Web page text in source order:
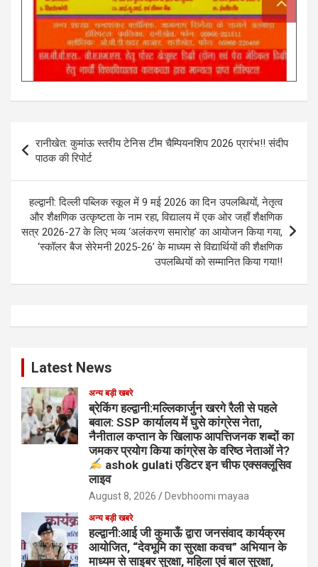
navigation
रानीखेत: कुमांऊ स्तरीय टेनिस टीम चैम्पियनशिप 2026 प्रारंभ!! संदीप
पाठक की रिपोर्ट
हल्द्वानी: दिल्ली पब्लिक स्कूल में 9 मई 2026 का दिन उपलब्धियों, नेतृत्व
और शैक्षणिक उत्कृष्टता के नाम रहा, विद्यालय में एक ओर जहाँ शैक्षणिक
सत्र 2026-27 के लिए भव्य ‘अलंकरण समारोह’ का आयोजन किया गया,
‘स्कॉलर बैज सेरेमनी 2025-26’ के माध्यम से विद्यार्थियों की शैक्षणिक
उपलब्धियों को सम्मानित किया गया!!
Latest News
अन्य बड़ी खबरे
ब्रेकिंग हल्द्वानी:मल्लिकार्जुन खरगे रैली से पहले
बवाल: SSP कार्यालय में घुसे कांग्रेस नेता,
नैनीताल कप्तान के खिलाफ आपत्तिजनक शब्दों का
जमकर प्रयोग किया कांग्रेस के वरिष्ठ नेताओं ने?
ashok gulati एडिटर इन चीफ एक्सक्लूसिव
लाइव
August 8, 2026 Devbhoomi mayaa
अन्य बड़ी खबरे
हल्द्वानी:आई जी कुमाऊँ द्वारा जनसंवाद कार्यक्रम
आयोजित, “देवभूमि का सुरक्षा कवच” अभियान के
माध्यम से साइबर सुरक्षा, महिला एवं बाल सुरक्षा,